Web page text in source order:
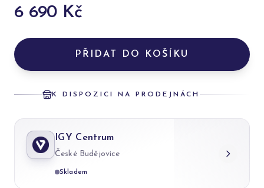
6 690 Kč
PŘIDAT DO KOŠÍKU
K DISPOZICI NA PRODEJNÁCH
IGY Centrum
České Budějovice
Skladem